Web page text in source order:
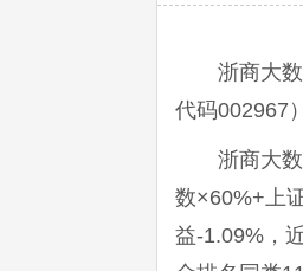
浙商大
代码002967
浙商大
数×60%+上
益-1.09%，